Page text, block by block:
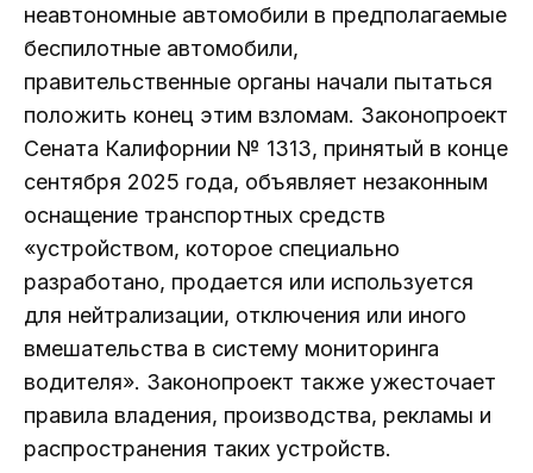
неавтономные автомобили в предполагаемые
беспилотные автомобили,
правительственные органы начали пытаться
положить конец этим взломам. Законопроект
Сената Калифорнии № 1313, принятый в конце
сентября 2025 года, объявляет незаконным
оснащение транспортных средств
«устройством, которое специально
разработано, продается или используется
для нейтрализации, отключения или иного
вмешательства в систему мониторинга
водителя». Законопроект также ужесточает
правила владения, производства, рекламы и
распространения таких устройств.